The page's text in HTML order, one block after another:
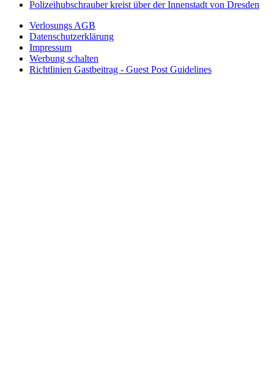
Polizeihubschrauber kreist über der Innenstadt von Dresden
Verlosungs AGB
Datenschutzerklärung
Impressum
Werbung schalten
Richtlinien Gastbeitrag - Guest Post Guidelines